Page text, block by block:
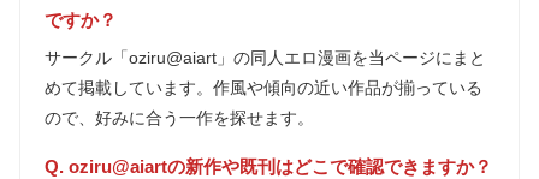
ですか？
サークル「oziru@aiart」の同人エロ漫画を当ページにまと
めて掲載しています。作風や傾向の近い作品が揃っている
ので、好みに合う一作を探せます。
Q. oziru@aiartの新作や既刊はどこで確認できますか？